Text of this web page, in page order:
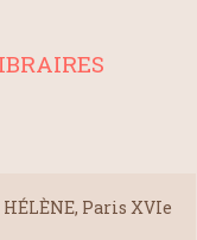
HÉLÈNE, Paris XVIe